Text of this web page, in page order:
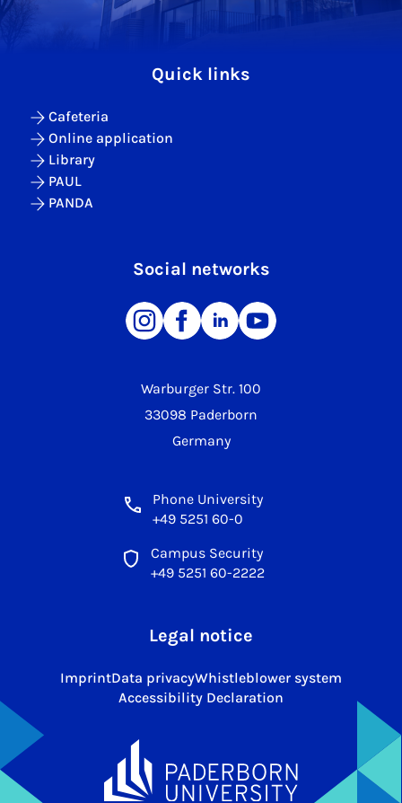
Warburger Str. 100
33098 Paderborn
Germany
Phone University
+49 5251 60-0
Campus Security
+49 5251 60-2222
Quick links
Cafeteria
Online application
Library
PAUL
PANDA
Social networks
Legal notice
ImprintData privacyWhistleblower system
Accessibility Declaration